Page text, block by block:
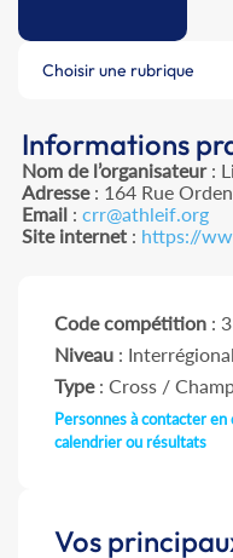
Choisir une rubrique
Informations
Nom de l’organisateur:
Adresse: 164 Rue
Email: crr@athleif.org
Site internet: https://
Code compétition :
Niveau : Interrégional
Type: Cross /
Personnes à contacter
calendrier ou résultats
Vos